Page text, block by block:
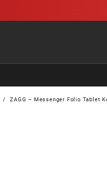
ZAGG – Messenger Folio Tablet